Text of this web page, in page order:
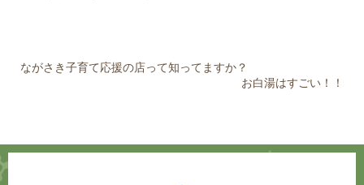
ながさき子育て応援の店って知ってますか？
お白湯はすごい！！